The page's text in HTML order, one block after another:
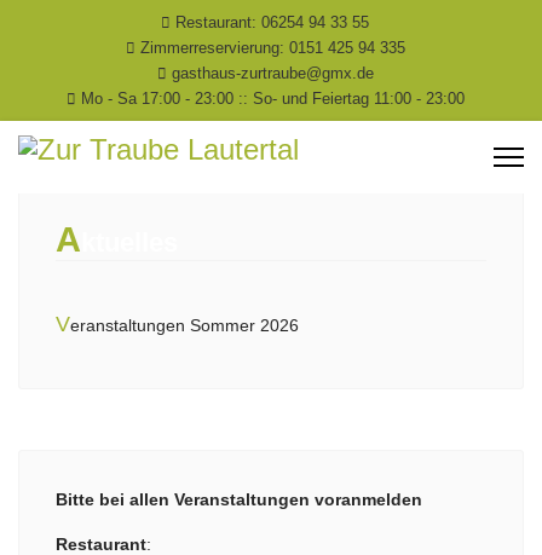
Restaurant: 06254 94 33 55
Zimmerreservierung: 0151 425 94 335
gasthaus-zurtraube@gmx.de
Mo - Sa 17:00 - 23:00 :: So- und Feiertag 11:00 - 23:00
A
Veranstaltungen Sommer 2026
Bitte bei allen Veranstaltungen voranmelden
Restaurant: